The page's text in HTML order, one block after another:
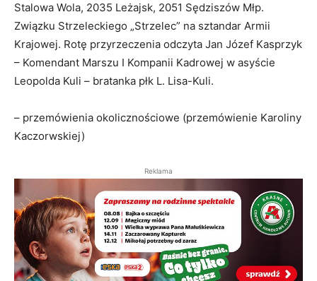
Stalowa Wola, 2035 Leżajsk, 2051 Sędziszów Młp.
Związku Strzeleckiego „Strzelec” na sztandar Armii
Krajowej. Rotę przyrzeczenia odczyta Jan Józef Kasprzyk
– Komendant Marszu I Kompanii Kadrowej w asyście
Leopolda Kuli – bratanka płk L. Lisa-Kuli.
– przemówienia okolicznościowe (przemówienie Karoliny
Kaczorwskiej)
Reklama